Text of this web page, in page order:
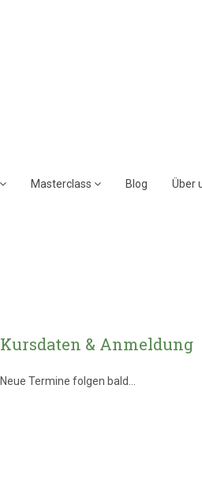
Masterclass Blog Über
Kursdaten & Anmeldung
Neue Termine folgen bald...